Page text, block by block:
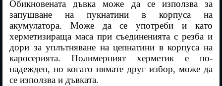
Обикновената дъвка може да се използва за
запушване на пукнатини в корпуса на
акумулатора. Може да се употреби и като
херметизираща маса при съединенията с резба и
дори за уплътняване на цепнатини в корпуса на
каросерията. Полимерният херметик е по-
надежден, но когато нямате друг избор, може да
се използва и дъвката.